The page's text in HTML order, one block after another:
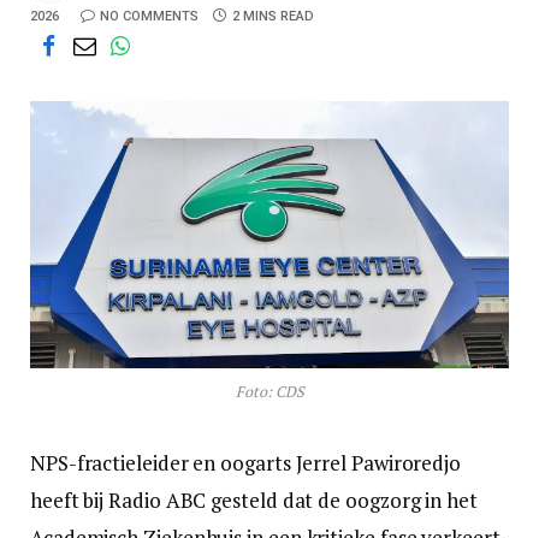
2026 NO COMMENTS 2 MINS READ
Foto: CDS
NPS-fractieleider en oogarts Jerrel Pawiroredjo
heeft bij Radio ABC gesteld dat de oogzorg in het